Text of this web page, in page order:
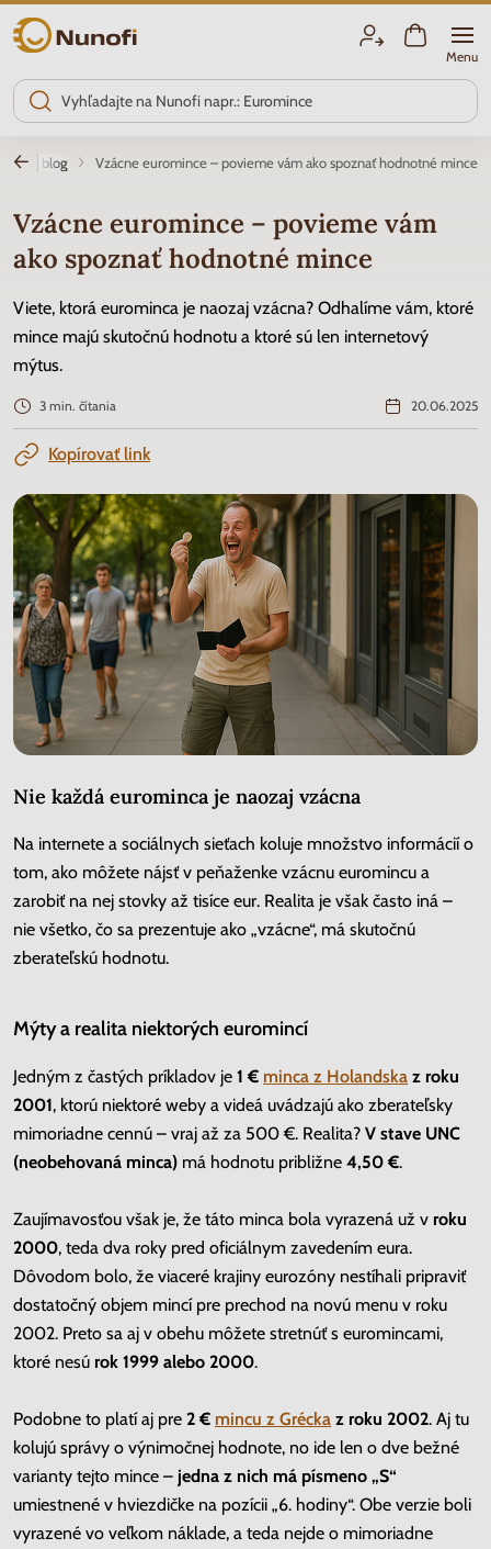
Nunofi.sk
Menu
blog Vzácne euromince – povieme vám ako spoznať hodnotné mince
Vzácne euromince – povieme vám
ako spoznať hodnotné mince
Viete, ktorá eurominca je naozaj vzácna? Odhalíme vám, ktoré
mince majú skutočnú hodnotu a ktoré sú len internetový
mýtus.
3 min. čítania 20.06.2025
Kopírovať link
Nie každá eurominca je naozaj vzácna
Na internete a sociálnych sieťach koluje množstvo informácií o
tom, ako môžete nájsť v peňaženke vzácnu euromincu a
zarobiť na nej stovky až tisíce eur. Realita je však často iná –
nie všetko, čo sa prezentuje ako „vzácne“, má skutočnú
zberateľskú hodnotu.
Mýty a realita niektorých euromincí
Jedným z častých príkladov je 1 € minca z Holandska z roku
2001, ktorú niektoré weby a videá uvádzajú ako zberateľsky
mimoriadne cennú – vraj až za 500 €. Realita? V stave UNC
(neobehovaná minca) má hodnotu približne 4,50 €.
Zaujímavosťou však je, že táto minca bola vyrazená už v roku
2000, teda dva roky pred oficiálnym zavedením eura.
Dôvodom bolo, že viaceré krajiny eurozóny nestíhali pripraviť
dostatočný objem mincí pre prechod na novú menu v roku
2002. Preto sa aj v obehu môžete stretnúť s euromincami,
ktoré nesú rok 1999 alebo 2000.
Podobne to platí aj pre 2 € mincu z Grécka z roku 2002. Aj tu
kolujú správy o výnimočnej hodnote, no ide len o dve bežné
varianty tejto mince – jedna z nich má písmeno „S“
umiestnené v hviezdičke na pozícii „6. hodiny“. Obe verzie boli
vyrazené vo veľkom náklade, a teda nejde o mimoriadne